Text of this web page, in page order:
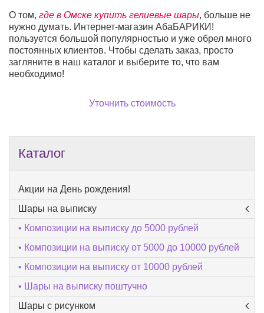
Каталог
Акции на День рождения!
Шары на выписку
Композиции на выписку до 5000 рублей
Композиции на выписку от 5000 до 10000 рублей
Композиции на выписку от 10000 рублей
Шары на выписку поштучно
Шары с рисунком
О том, где в Омске купить гелиевые шары, больше не
нужно думать. Интернет-магазин АбаБАРИКИ!
пользуется большой популярностью и уже обрел много
постоянных клиентов. Чтобы сделать заказ, просто
загляните в наш каталог и выберите то, что вам
необходимо!
Уточнить стоимость